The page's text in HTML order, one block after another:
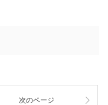
次のページ